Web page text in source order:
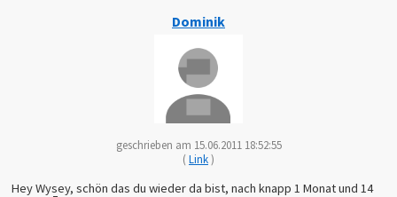
Dominik
geschrieben am 15.06.2011 18:52:55
(Link)
Hey Wysey, schön das du wieder da bist, nach knapp 1 Monat und 14